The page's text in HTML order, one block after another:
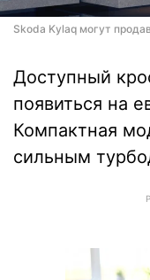
Skoda Kylaq могут
Доступный
появиться на
Компактная
сильным